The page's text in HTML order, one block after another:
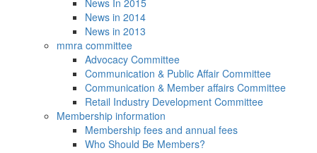
News In 2015
News in 2014
News in 2013
mmra committee
Advocacy Committee
Communication & Public Affair Committee
Communication & Member affairs Committee
Retail Industry Development Committee
Membership information
Membership fees and annual fees
Who Should Be Members?